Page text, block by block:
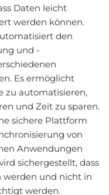
Daten leicht
werden können.
den
und -
Es ermöglicht
zu automatisieren,
und Zeit zu sparen.
sichere Plattform
von
Anwendungen
sichergestellt, dass
werden und nicht in
werden.